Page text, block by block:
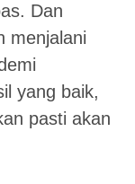
Dan
menjalani
yang baik,
pasti akan